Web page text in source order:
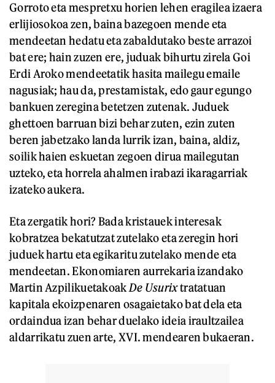
Gorroto eta mespretxu horien lehen eragilea izaera
erlijiosokoa zen, baina bazegoen mende eta
mendeetan hedatu eta zabaldutako beste arrazoi
bat ere; hain zuzen ere, juduak bihurtu zirela Goi
Erdi Aroko mendeetatik hasita mailegu emaile
nagusiak; hau da, prestamistak, edo gaur egungo
bankuen zeregina betetzen zutenak. Juduek
ghettoen barruan bizi behar zuten, ezin zuten
beren jabetzako landa lurrik izan, baina, aldiz,
soilik haien eskuetan zegoen dirua mailegutan
uzteko, eta horrela ahalmen irabazi ikaragarriak
izateko aukera.
Eta zergatik hori? Bada kristauek interesak
kobratzea bekatutzat zutelako eta zeregin hori
juduek hartu eta egikaritu zutelako mende eta
mendeetan. Ekonomiaren aurrekaria izandako
Martin Azpilikuetakoak De Usurixtratatuan
kapitala ekoizpenaren osagaietako bat dela eta
ordaindua izan behar duelako ideia iraultzailea
aldarrikatu zuen arte, XVI. mendearen bukaeran.